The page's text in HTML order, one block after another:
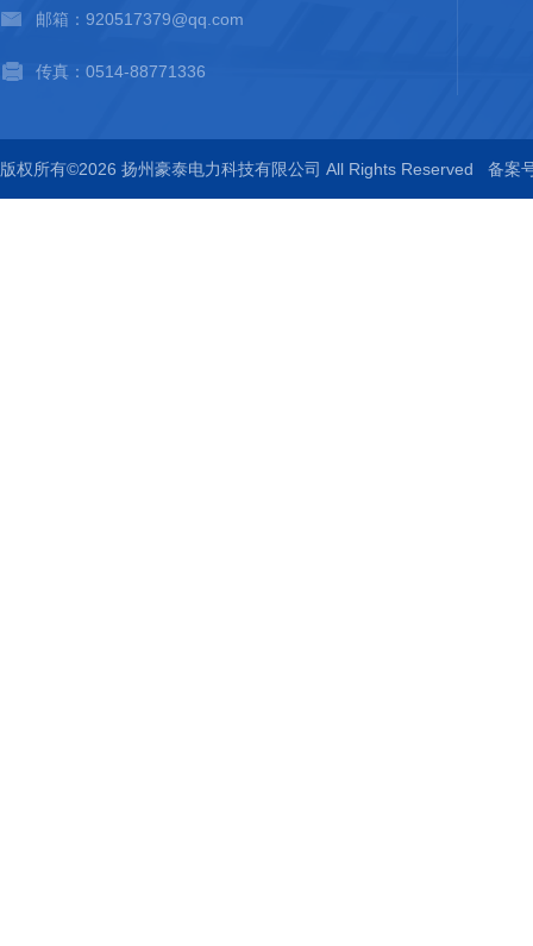
邮箱：920517379@qq.com
传真：0514-88771336
版权所有©2026 扬州豪泰电力科技有限公司 All Rights Reserved 备案